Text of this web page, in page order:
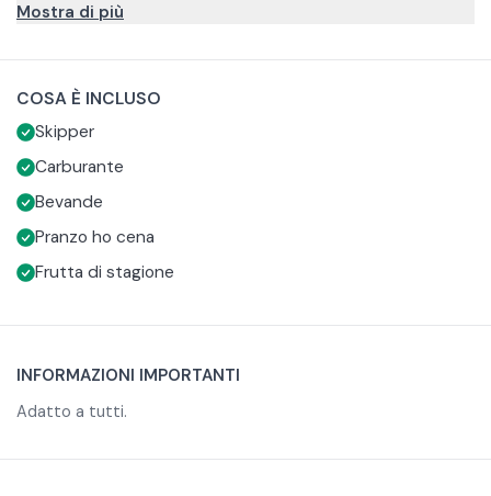
bordo completo.
della Sicilia e offre un'esperienza culinaria unica.
prodotti tipici locali a base di pesce, bevande incluse
frutta di stagione.
Tra i piatti tipici siciliani si trovano piatti a base di pesce
fresco, frutta fresca e le bevande.
Questo giro in barca ti permetterà di esplorare il mare,
goderti le prelibatezze locali e sperimentare una giornata
indimenticabile in barca a Marzamemi.
Mostra di più
COSA È INCLUSO
Skipper
Carburante
Bevande
Pranzo ho cena
Frutta di stagione
INFORMAZIONI IMPORTANTI
Adatto a tutti.